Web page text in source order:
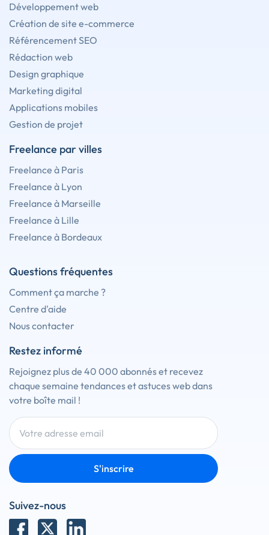
Développement web
Création de site e-commerce
Référencement SEO
Rédaction web
Design graphique
Marketing digital
Applications mobiles
Gestion de projet
Freelance par villes
Freelance à Paris
Freelance à Lyon
Freelance à Marseille
Freelance à Lille
Freelance à Bordeaux
Questions fréquentes
Comment ça marche ?
Centre d'aide
Nous contacter
Restez informé
Rejoignez plus de 40 000 abonnés et recevez
chaque semaine tendances et astuces web dans
votre boîte mail !
S'inscrire
Suivez-nous